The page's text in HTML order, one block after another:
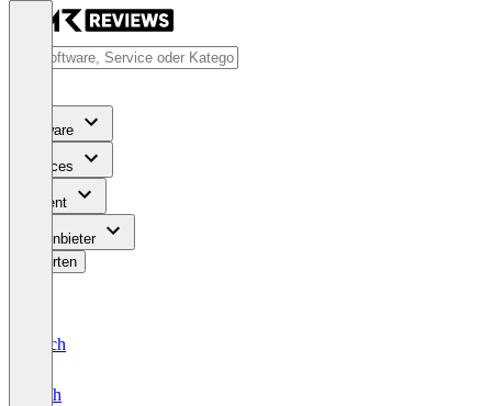
Software
Services
Content
Für Anbieter
Bewerten
Deutsch
English